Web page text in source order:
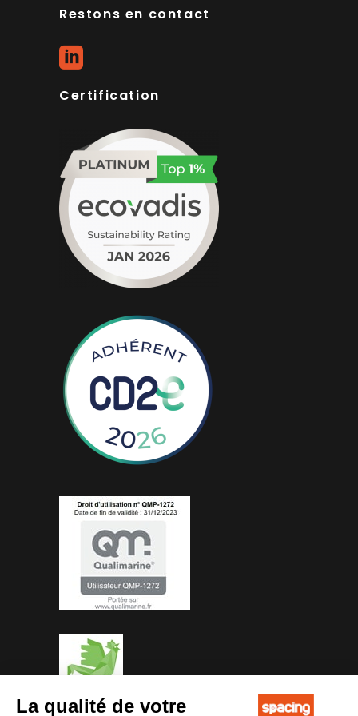
Restons en contact
Certification